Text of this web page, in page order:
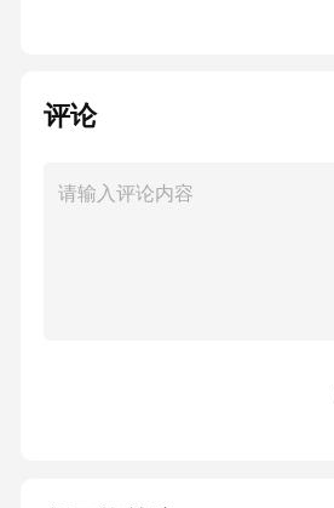
B、八进制
C、十进制
【答案】：A所有的信息在计
评论